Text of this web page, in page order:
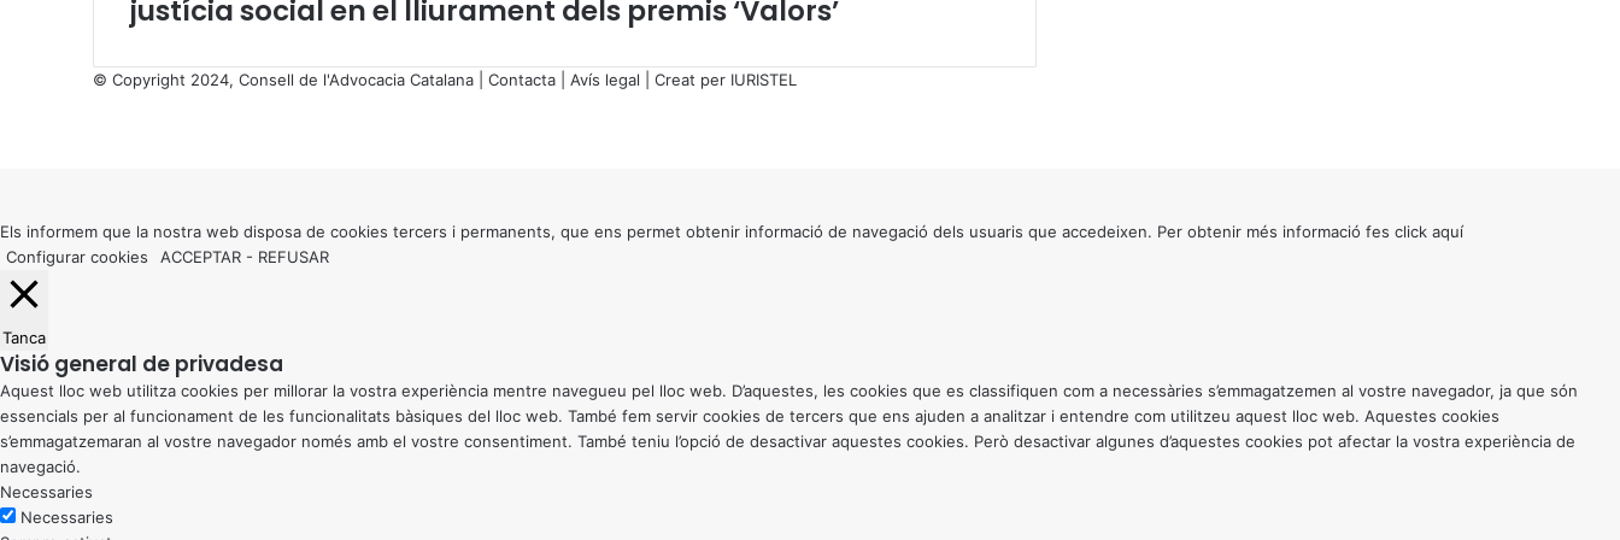
a
a
t
r
e
justícia social en el lliurament dels premis ‘Valors’
© Copyright 2024, Consell de l'Advocacia Catalana | Contacta Avís legal | Creat per IURISTEL
button
Els informem que la nostra web disposa de cookies tercers i permanents, que ens permet obtenir informació de navegació dels usuaris que accedeixen. Per obtenir més informació fes click aquí
Configurar cookies
ACCEPTAR - REFUSAR
Tanca
Visió general de privadesa
Aquest lloc web utilitza cookies per millorar la vostra experiència mentre navegueu pel lloc web. D’aquestes, les cookies que es classifiquen com a necessàries s’emmagatzemen al vostre navegador, ja que són
essencials per al funcionament de les funcionalitats bàsiques del lloc web. També fem servir cookies de tercers que ens ajuden a analitzar i entendre com utilitzeu aquest lloc web. Aquestes cookies
s’emmagatzemaran al vostre navegador només amb el vostre consentiment. També teniu l’opció de desactivar aquestes cookies. Però desactivar algunes d’aquestes cookies pot afectar la vostra experiència de
navegació.
Necessaries
Necessaries